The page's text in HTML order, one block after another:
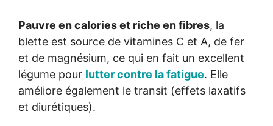
Pauvre en calories et riche en fibres, la
blette est source de vitamines C et A, de fer
et de magnésium, ce qui en fait un excellent
légume pour lutter contre la fatigue. Elle
améliore également le transit (effets laxatifs
et diurétiques).